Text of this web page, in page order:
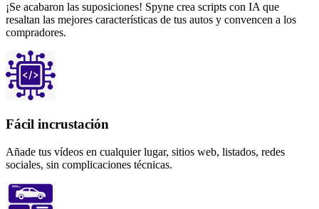
¡Se acabaron las suposiciones! Spyne crea scripts con IA que
resaltan las mejores características de tus autos y convencen a los
compradores.
Fácil incrustación
Añade tus vídeos en cualquier lugar, sitios web, listados, redes
sociales, sin complicaciones técnicas.